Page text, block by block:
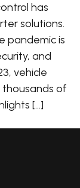
has
solutions.
pandemic is
and
vehicle
thousands of
[…]